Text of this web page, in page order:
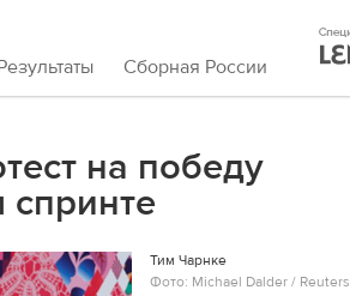
Сборная России
на победу
Тим Чарнке
Фото: Michael Dalder / Reuters